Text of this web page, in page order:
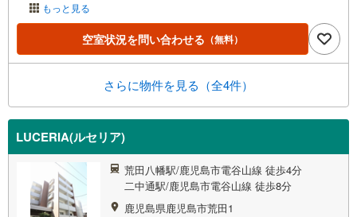
もっと見る
空室状況を問い合わせる （無料）
さらに物件を見る（全4件）
LUCERIA(ルセリア)
荒田八幡駅/鹿児島市電谷山線 徒歩4分
二中通駅/鹿児島市電谷山線 徒歩8分
鹿児島県鹿児島市荒田1